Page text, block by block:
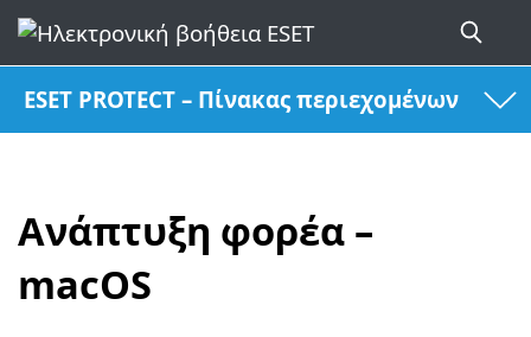
ESET PROTECT – Πίνακας περιεχομένων
Ανάπτυξη φορέα –
macOS